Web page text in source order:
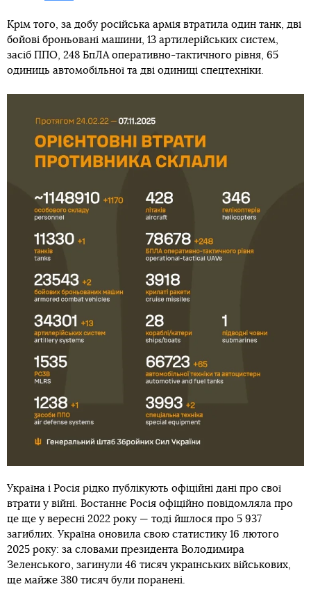
Крім того, за добу російська армія втратила один танк, дві
бойові броньовані машини, 13 артилерійських систем,
засіб ППО, 248 БпЛА оперативно-тактичного рівня, 65
одиниць автомобільної та дві одиниці спецтехніки.
Україна і Росія рідко публікують офіційні дані про свої
втрати у війні. Востаннє Росія офіційно повідомляла про
це ще у вересні 2022 року — тоді йшлося про 5 937
загиблих. Україна оновила свою статистику 16 лютого
2025 року: за словами президента Володимира
Зеленського, загинули 46 тисяч українських військових,
ще майже 380 тисяч були поранені.